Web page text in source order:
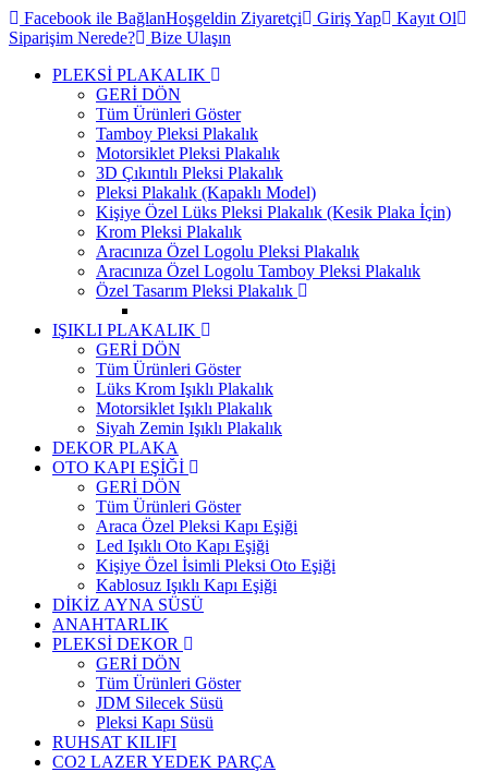
Facebook ile BağlanHoşgeldin Ziyaretçi Giriş Yap
Kayıt Ol
Siparişim Nerede?
Bize Ulaşın
PLEKSİ PLAKALIK
GERİ DÖN
Tüm Ürünleri Göster
Tamboy Pleksi Plakalık
Motorsiklet Pleksi Plakalık
3D Çıkıntılı Pleksi Plakalık
Pleksi Plakalık (Kapaklı Model)
Kişiye Özel Lüks Pleksi Plakalık (Kesik Plaka İçin)
Krom Pleksi Plakalık
Aracınıza Özel Logolu Pleksi Plakalık
Aracınıza Özel Logolu Tamboy Pleksi Plakalık
Özel Tasarım Pleksi Plakalık
IŞIKLI PLAKALIK
GERİ DÖN
Tüm Ürünleri Göster
Lüks Krom Işıklı Plakalık
Motorsiklet Işıklı Plakalık
Siyah Zemin Işıklı Plakalık
DEKOR PLAKA
OTO KAPI EŞİĞİ
GERİ DÖN
Tüm Ürünleri Göster
Araca Özel Pleksi Kapı Eşiği
Led Işıklı Oto Kapı Eşiği
Kişiye Özel İsimli Pleksi Oto Eşiği
Kablosuz Işıklı Kapı Eşiği
DİKİZ AYNA SÜSÜ
ANAHTARLIK
PLEKSİ DEKOR
GERİ DÖN
Tüm Ürünleri Göster
JDM Silecek Süsü
Pleksi Kapı Süsü
RUHSAT KILIFI
CO2 LAZER YEDEK PARÇA